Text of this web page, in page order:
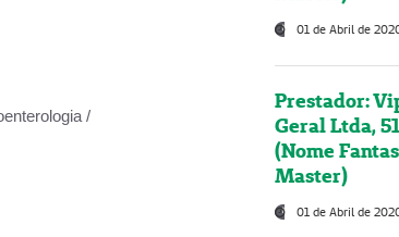
/
01 de Abril de
Prestador:
Geral Ltda,
(Nome
Master)
01 de Abril de